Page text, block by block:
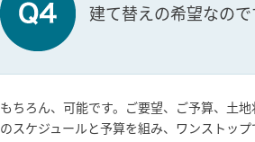
建て替えの希望なの
もちろん、可能です。ご要望、ご予算、土
のスケジュールと予算を組み、ワンストッ